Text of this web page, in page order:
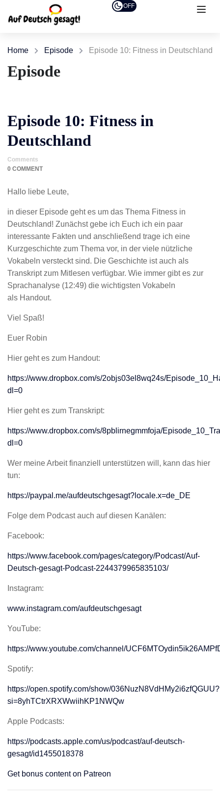
OFF
Home Episode Episode 10: Fitness in Deutschland
Episode
Episode 10: Fitness in
Deutschland
Comments
0 COMMENT
Hallo liebe Leute,
in dieser Episode geht es um das Thema Fitness in
Deutschland! Zunächst gebe ich Euch ich ein paar
interessante Fakten und anschließend trage ich eine
Kurzgeschichte zum Thema vor, in der viele nützliche
Vokabeln versteckt sind. Die Geschichte ist auch als
Transkript zum Mitlesen verfügbar. Wie immer gibt es zur
Sprachanalyse (12:49) die wichtigsten Vokabeln
als Handout.
Viel Spaß!
Euer Robin
Hier geht es zum Handout:
https://www.dropbox.com/s/2objs03el8wq24s/
dl=0
Hier geht es zum Transkript:
https://www.dropbox.com/s/8pblirnegmmfoja/
dl=0
Wer meine Arbeit finanziell unterstützen will, kann das hier
tun:
https://paypal.me/aufdeutschgesagt?locale.x=de_DE
Folge dem Podcast auch auf diesen Kanälen:
Facebook:
https://www.facebook.com/pages/category/Podcast/Auf-
Deutsch-gesagt-Podcast-2244379965835103/
Instagram:
www.instagram.com/aufdeutschgesagt
YouTube:
https://www.youtube.com/channel/
Spotify:
https://open.spotify.com/show/036NuzN8VdHMy2i6zfQGUU?
si=8yhTCtrXRXWwiihKP1NWQw
Apple Podcasts:
https://podcasts.apple.com/us/podcast/auf-deutsch-
gesagt/id1455018378
Get bonus content on Patreon